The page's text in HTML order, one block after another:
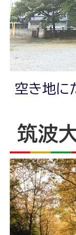
空き地に
筑波